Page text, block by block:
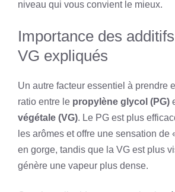
niveau qui vous convient le mieux.
Importance des
VG expliqués
Un autre facteur essentiel à prendre
ratio entre le propylène glycol (PG)
végétale (VG). Le PG est plus
les arômes et offre une sensation de
en gorge, tandis que la VG est plus
génère une vapeur plus dense.